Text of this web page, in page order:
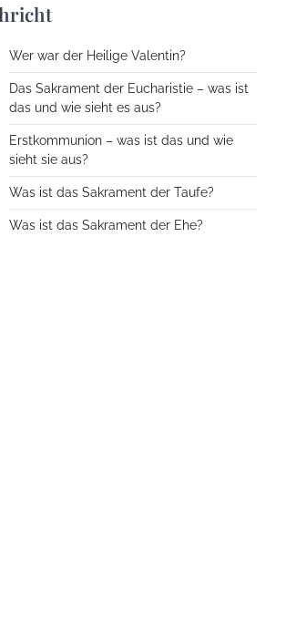
Wer war der Heilige Valentin?
Das Sakrament der Eucharistie – was ist
das und wie sieht es aus?
Erstkommunion – was ist das und wie
sieht sie aus?
Was ist das Sakrament der Taufe?
Was ist das Sakrament der Ehe?